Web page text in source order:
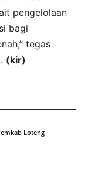
pengelolaan
bagi
tegas
(kir)
Loteng